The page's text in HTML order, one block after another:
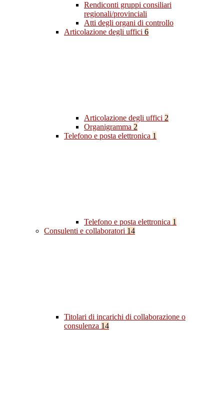
Rendiconti gruppi consiliari
regionali/provinciali
Atti degli organi di controllo
Articolazione degli uffici 6
Articolazione degli uffici 2
Organigramma 2
Telefono e posta elettronica 1
Telefono e posta elettronica 1
Consulenti e collaboratori 14
Titolari di incarichi di collaborazione o
consulenza 14